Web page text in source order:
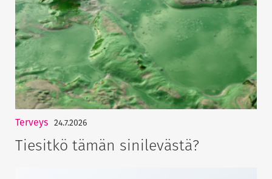
Terveys 24.7.2026
Tiesitkö tämän sinilevästä?